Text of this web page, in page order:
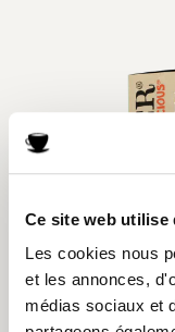
Ce site web utilise
Les cookies nous
et les annonces,
médias sociaux et